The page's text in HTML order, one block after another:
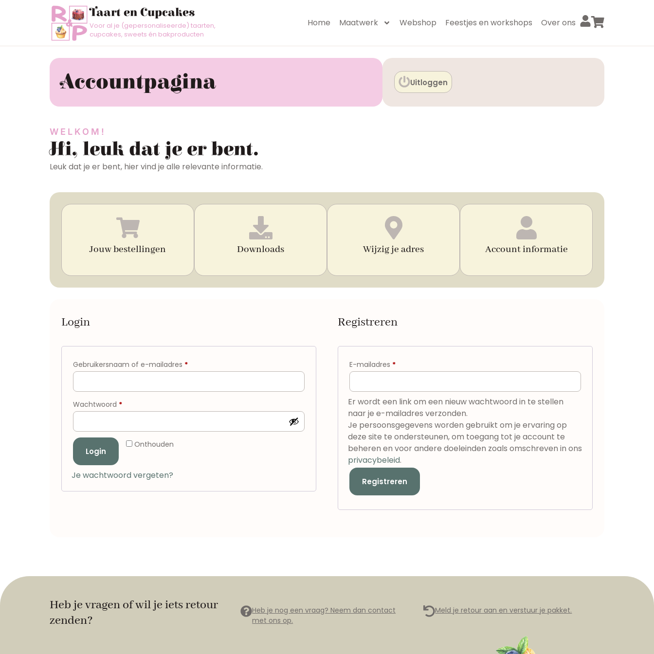
Taart en Cupcakes
Voor al je (gepersonaliseerde) taarten,
cupcakes, sweets én bakproducten
Home Maatwerk Webshop Feestjes en workshops Over ons
Accountpagina Uitloggen
WELKOM!
Hi, leuk dat je er bent.
Leuk dat je er bent, hier vind je alle relevante informatie.
Jouw bestellingen Downloads Wijzig je adres Account informatie
Login
Gebruikersnaam of e-mailadres *
Wachtwoord *
Onthouden
Login
Je wachtwoord vergeten?
Registreren
E-mailadres *
Er wordt een link om een nieuw wachtwoord in te stellen
naar je e-mailadres verzonden.
Je persoonsgegevens worden gebruikt om je ervaring op
deze site te ondersteunen, om toegang tot je account te
beheren en voor andere doeleinden zoals omschreven in ons
privacybeleid.
Registreren
Heb je vragen of wil je iets retour
zenden?
Heb je nog een vraag? Neem dan contact
met ons op.
Meld je retour aan en verstuur je pakket.